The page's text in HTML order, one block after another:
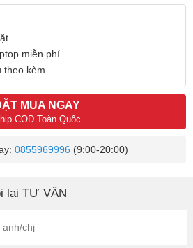
miễn phí
theo kèm
MUA NGAY
COD Toàn Quốc
0855969996 (9:00-20:00)
lại TƯ VẤN